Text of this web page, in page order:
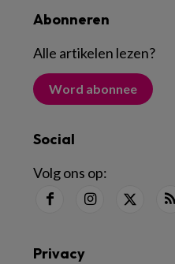
Abonneren
Alle artikelen lezen?
Word abonnee
Social
Volg ons op:
Privacy